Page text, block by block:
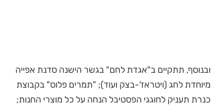
ובנוסף, תתקיים ב"אגדת לחם" בגשר הישנה סדנת אפייה
מיוחדת לחג (ויטראז'-בצק ועוד); "תמרים פלוס" בקבוצת
כנרת תעניק לחוגגי הפסטיבל הנחה על כל מוצרי החנות;